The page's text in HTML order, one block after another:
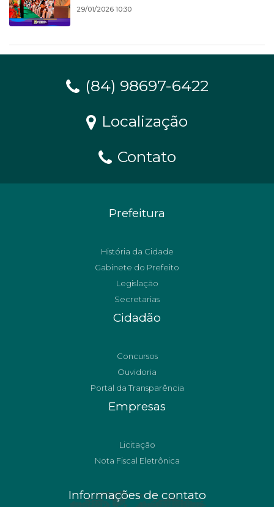
29/01/2026 10:30
(84) 98697-6422
Localização
Contato
Prefeitura
História da Cidade
Gabinete do Prefeito
Legislação
Secretarias
Cidadão
Concursos
Ouvidoria
Portal da Transparência
Empresas
Licitação
Nota Fiscal Eletrônica
Informações de contato